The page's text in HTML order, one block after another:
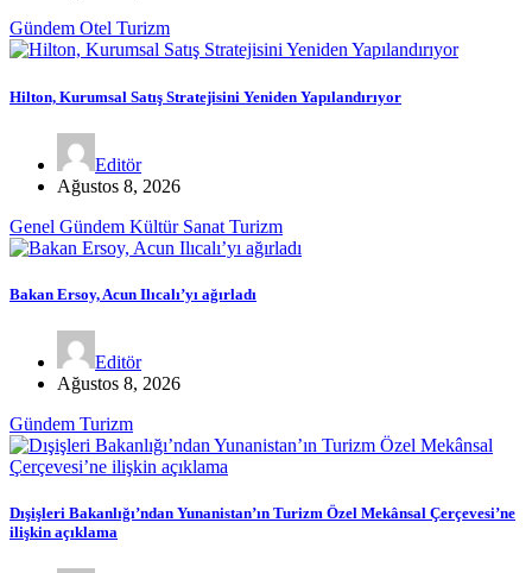
Gündem Otel Turizm
Hilton, Kurumsal Satış Stratejisini Yeniden Yapılandırıyor
Editör
Ağustos 8, 2026
Genel Gündem Kültür Sanat Turizm
Bakan Ersoy, Acun Ilıcalı’yı ağırladı
Editör
Ağustos 8, 2026
Gündem Turizm
Dışişleri Bakanlığı’ndan Yunanistan’ın Turizm Özel Mekânsal Çerçevesi’ne
ilişkin açıklama